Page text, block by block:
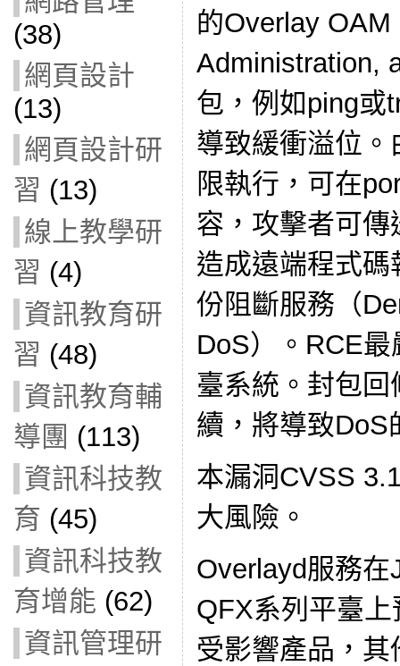
(38)
網頁設計
(13)
網頁設計研
習 (13)
線上教學研
習 (4)
資訊教育研
習 (48)
資訊教育輔
導團 (113)
資訊科技教
育 (45)
資訊科技教
育增能 (62)
資訊管理研
的Overlay
Administration,
包，例如ping或
導致緩衝溢位
限執行，可在
容，攻擊者可
造成遠端程式
份阻斷服務（
DoS）。RCE
臺系統。封包
續，將導致DoS
本漏洞CVSS
大風險。
Overlayd服務
QFX系列平臺
受影響產品，